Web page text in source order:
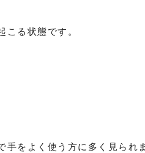
る状態です。
手をよく使う方に多く見られ